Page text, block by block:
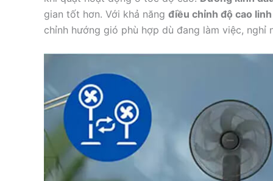
gian tốt hơn. Với khả năng điều chỉnh độ cao
chỉnh hướng gió phù hợp dù đang làm việc, nghỉ